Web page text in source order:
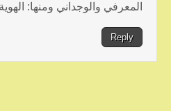
المعرفي والوجداني ومنها:
Reply